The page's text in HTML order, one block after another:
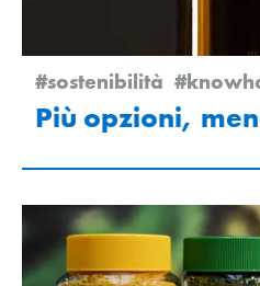
#sostenibilità
Più opzioni,